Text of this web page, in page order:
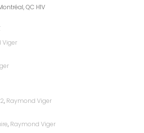
QC H1V
Viger
, Raymond Viger
, Raymond Viger